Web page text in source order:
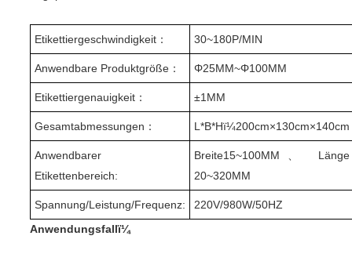
Etikettiergeschwindigkeit： 30~180P/MIN
Anwendbare Produktgröße： Φ25MM~Φ100MM
Etikettiergenauigkeit： ±1MM
Gesamtabmessungen ： L*B*Hï¼200cm×130cm×140cm
Anwendbarer
Etikettenbereich:
Breite15~100MM
Länge
20~320MM
Spannung/Leistung/Frequenz:
220V/980W/50HZ
Anwendungsfallï¼